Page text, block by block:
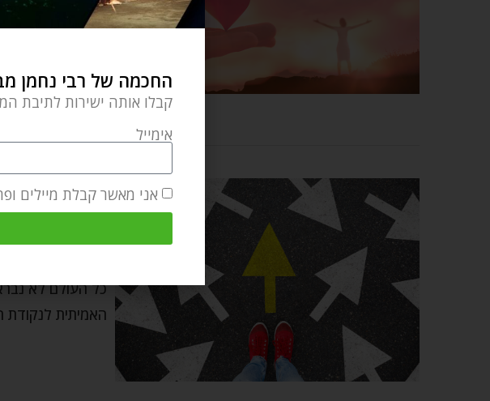
Yehudis Golshevsky
בעולם אתם
השקפה וחכמה
בחזרה לנקודת
כל העולם לא
האמיתית לנקודת
החכמה של רבי נחמן
קבלו אותה ישירות לתיבת
אימייל
אני מאשר קבלת מיילים